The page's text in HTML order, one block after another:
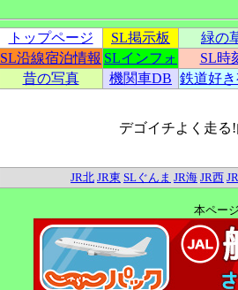
トップページ SL掲示板 緑の
SL沿線宿泊情報 SLインフォ SL時
昔の写真
機関車DB 鉄道好き
デゴイチよく走る
JR北 JR東 SLぐんま JR海 JR西
本ペー